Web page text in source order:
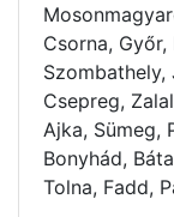
Csorna,
Szombathely,
Csepreg,
Ajka, Sümeg,
Bonyhád,
Tolna, Fadd,